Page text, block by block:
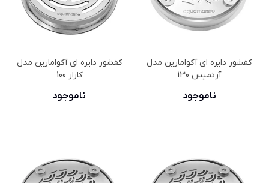
کفشور دایره ای آکوامارین مدل
آرتمیس 130
ناموجود
کفشور دایره ای آکوامارین مدل
کارار 100
ناموجود